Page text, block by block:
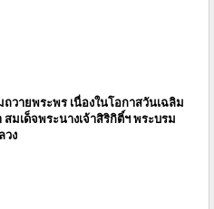
ถวายพระพร เนื่องในโอกาสวันเฉลิม
มเด็จพระนางเจ้าสิริกิติ์ฯ พระบรม
ง